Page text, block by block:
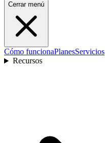
Cerrar menú
Cómo funcionaPlanesServicios
Recursos